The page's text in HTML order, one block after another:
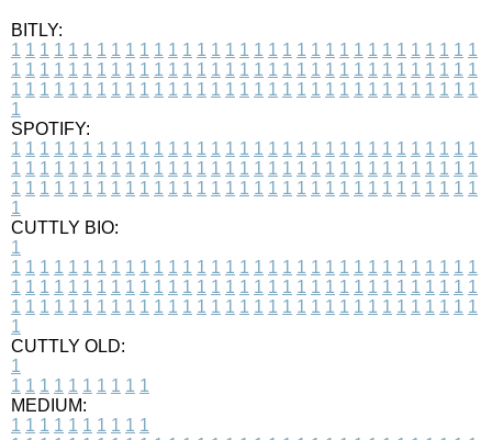
BITLY:
1 1 1 1 1 1 1 1 1 1 1 1 1 1 1 1 1 1 1 1 1 1 1 1 1 1 1 1 1 1 1 1 1
1 1 1 1 1 1 1 1 1 1 1 1 1 1 1 1 1 1 1 1 1 1 1 1 1 1 1 1 1 1 1 1 1
1 1 1 1 1 1 1 1 1 1 1 1 1 1 1 1 1 1 1 1 1 1 1 1 1 1 1 1 1 1 1 1 1
1
SPOTIFY:
1 1 1 1 1 1 1 1 1 1 1 1 1 1 1 1 1 1 1 1 1 1 1 1 1 1 1 1 1 1 1 1 1
1 1 1 1 1 1 1 1 1 1 1 1 1 1 1 1 1 1 1 1 1 1 1 1 1 1 1 1 1 1 1 1 1
1 1 1 1 1 1 1 1 1 1 1 1 1 1 1 1 1 1 1 1 1 1 1 1 1 1 1 1 1 1 1 1 1
1
CUTTLY BIO:
1
1 1 1 1 1 1 1 1 1 1 1 1 1 1 1 1 1 1 1 1 1 1 1 1 1 1 1 1 1 1 1 1 1
1 1 1 1 1 1 1 1 1 1 1 1 1 1 1 1 1 1 1 1 1 1 1 1 1 1 1 1 1 1 1 1 1
1 1 1 1 1 1 1 1 1 1 1 1 1 1 1 1 1 1 1 1 1 1 1 1 1 1 1 1 1 1 1 1 1
1
CUTTLY OLD:
1
1 1 1 1 1 1 1 1 1 1
MEDIUM:
1 1 1 1 1 1 1 1 1 1